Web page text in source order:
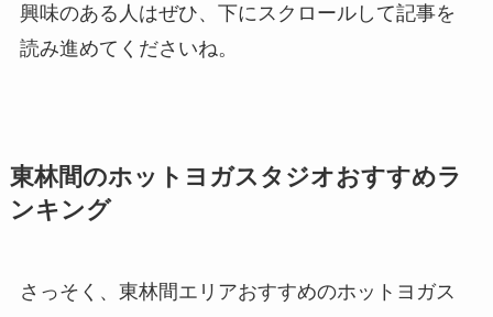
興味のある人はぜひ、下にスクロールして記事を
読み進めてくださいね。
東林間のホットヨガスタジオおすすめラ
ンキング
さっそく、東林間エリアおすすめのホットヨガス